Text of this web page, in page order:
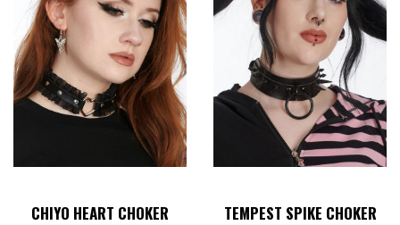
CHIYO HEART CHOKER TEMPEST SPIKE CHOKER